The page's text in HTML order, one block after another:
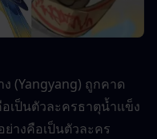
(Yangyang) ถูกคาด
เป็นตัวละครธาตุน้ำแข็ง
างคือเป็นตัวละคร